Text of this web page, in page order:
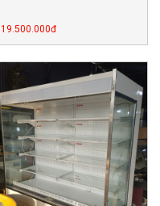
19.500.000đ